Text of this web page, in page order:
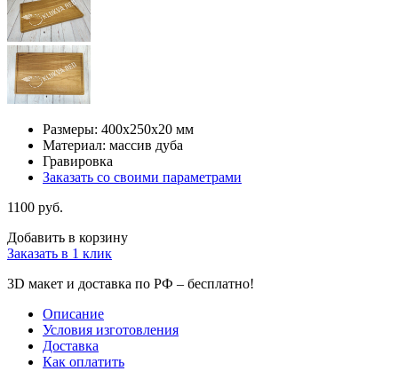
Размеры: 400x250x20 мм
Материал: массив дуба
Гравировка
Заказать со своими параметрами
1100 руб.
Добавить в корзину
Заказать в 1 клик
3D макет и доставка по РФ – бесплатно!
Описание
Условия изготовления
Доставка
Как оплатить